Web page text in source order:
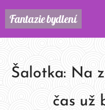
Fantaziebydlení
Šalotka: Na
čas už